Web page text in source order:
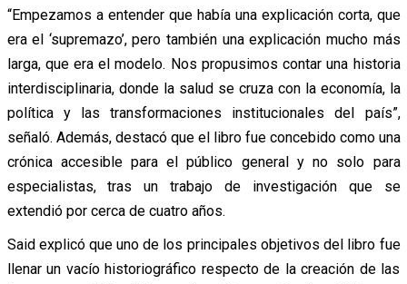
“Empezamos a entender que había una explicación corta, que
era el ‘supremazo’, pero también una explicación mucho más
larga, que era el modelo. Nos propusimos contar una historia
interdisciplinaria, donde la salud se cruza con la economía, la
política y las transformaciones institucionales del país”,
señaló. Además, destacó que el libro fue concebido como una
crónica accesible para el público general y no solo para
especialistas, tras un trabajo de investigación que se
extendió por cerca de cuatro años.
Said explicó que uno de los principales objetivos del libro fue
llenar un vacío historiográfico respecto de la creación de las